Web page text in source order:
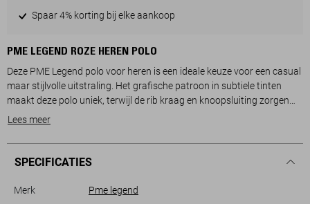
Spaar 4% korting bij elke aankoop
PME LEGEND ROZE HEREN POLO
Deze PME Legend polo voor heren is een ideale keuze voor een casual
maar stijlvolle uitstraling. Het grafische patroon in subtiele tinten
maakt deze polo uniek, terwijl de rib kraag en knoopsluiting zorgen
voor een klassieke touch. Gemaakt van een duurzame mix van 70%
comfort, maar ook een milieuvriendelijke optie voor je garderobe.
zomerse dagen. Combineer hem met een jeans voor een ontspannen
Lees meer
SPECIFICATIES
Merk
Pme legend